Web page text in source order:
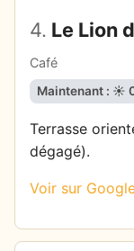
4. Le Lion
Café
Maintenant : ☀️
Terrasse
dégagé).
Voir sur